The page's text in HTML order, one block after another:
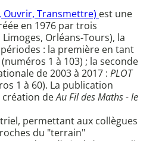
Ouvrir, Transmettre) est une
en 1976 par trois
Orléans-Tours), la
: la première en tant
1 à 103) ; la seconde
de 2003 à 2017 : PLOT
1 à 60). La publication
création deAu Fil des Maths - le
permettant aux collègues
du "terrain"